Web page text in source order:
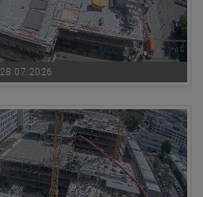
28.07.2026